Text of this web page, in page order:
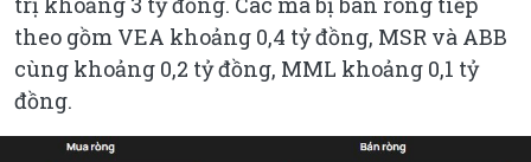
theo gồm VEA khoảng 0,4 tỷ đồng, MSR và ABB
cùng khoảng 0,2 tỷ đồng, MML khoảng 0,1 tỷ
đồng.